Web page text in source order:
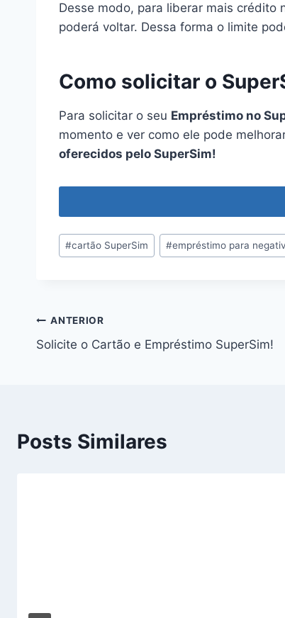
Desse modo, para liberar mais
poderá voltar. Dessa forma o limite
Como solicitar o
Para solicitar o seu Empréstimo no
momento e ver como ele pode
oferecidos pelo SuperSim!
#cartão SuperSim #empréstimo para
ANTERIOR
Solicite o Cartão e Empréstimo SuperSim!
Posts Similares